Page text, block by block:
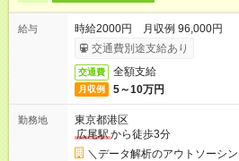
給与
時給2000円 月収例 96,000円
交通費別途支給あり
交通費 全額支給
月収例 5～10万円
勤務地
東京都港区
広尾駅から徒歩3分
＼データ解析のアウトソーシ